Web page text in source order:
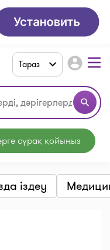
search
Тараз account_circle
сұрақ қойыңыз
іздеу